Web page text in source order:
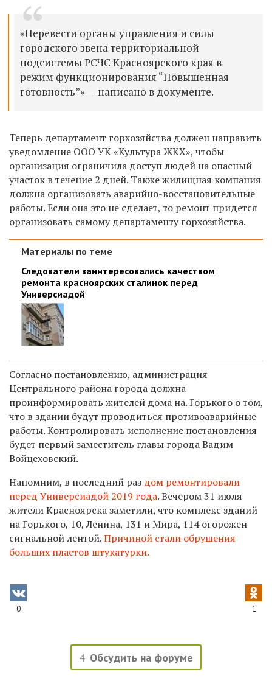
«Перевести органы управления и силы
городского звена территориальной
подсистемы РСЧС Красноярского края в
режим функционирования “Повышенная
готовность”» — написано в документе.
Теперь департамент горхозяйства должен направить
уведомление ООО УК «Культура ЖКХ», чтобы
организация ограничила доступ людей на опасный
участок в течение 2 дней. Также жилищная компания
должна организовать аварийно-восстановительные
работы. Если она это не сделает, то ремонт придется
организовать самому департаменту горхозяйства.
Материалы по теме
Следователи заинтересовались качеством
ремонта красноярских сталинок перед
Универсиадой
Согласно постановлению, администрация
Центрального района города должна
проинформировать жителей дома на. Горького о том,
что в здании будут проводиться противоаварийные
работы. Контролировать исполнение постановления
будет первый заместитель главы города Вадим
Войцеховский.
Напомним, в последний раз дом ремонтировали
перед Универсиадой 2019 года. Вечером 31 июля
жители Красноярска заметили, что комплекс зданий
на Горького, 10, Ленина, 131 и Мира, 114 огорожен
сигнальной лентой.Причиной стали обрушения
больших пластов штукатурки.
0 1
4 Обсудить на форуме